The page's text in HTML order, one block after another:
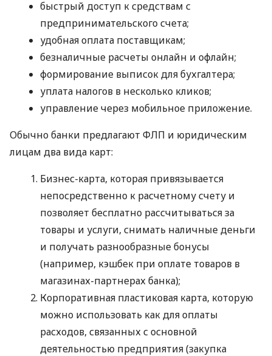
быстрый доступ к средствам с
предпринимательского счета;
удобная оплата поставщикам;
безналичные расчеты онлайн и офлайн;
формирование выписок для бухгалтера;
уплата налогов в несколько кликов;
управление через мобильное приложение.
Обычно банки предлагают ФЛП и юридическим
лицам два вида карт:
Бизнес-карта, которая привязывается
непосредственно к расчетному счету и
позволяет бесплатно рассчитываться за
товары и услуги, снимать наличные деньги
и получать разнообразные бонусы
(например, кэшбек при оплате товаров в
магазинах-партнерах банка);
Корпоративная пластиковая карта, которую
можно использовать как для оплаты
расходов, связанных с основной
деятельностью предприятия (закупка